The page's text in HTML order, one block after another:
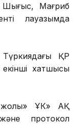
Шығыс, Мағриб
лауазымда
ҚР
екінші хатшысы
жолы» ҰК» АҚ
протокол